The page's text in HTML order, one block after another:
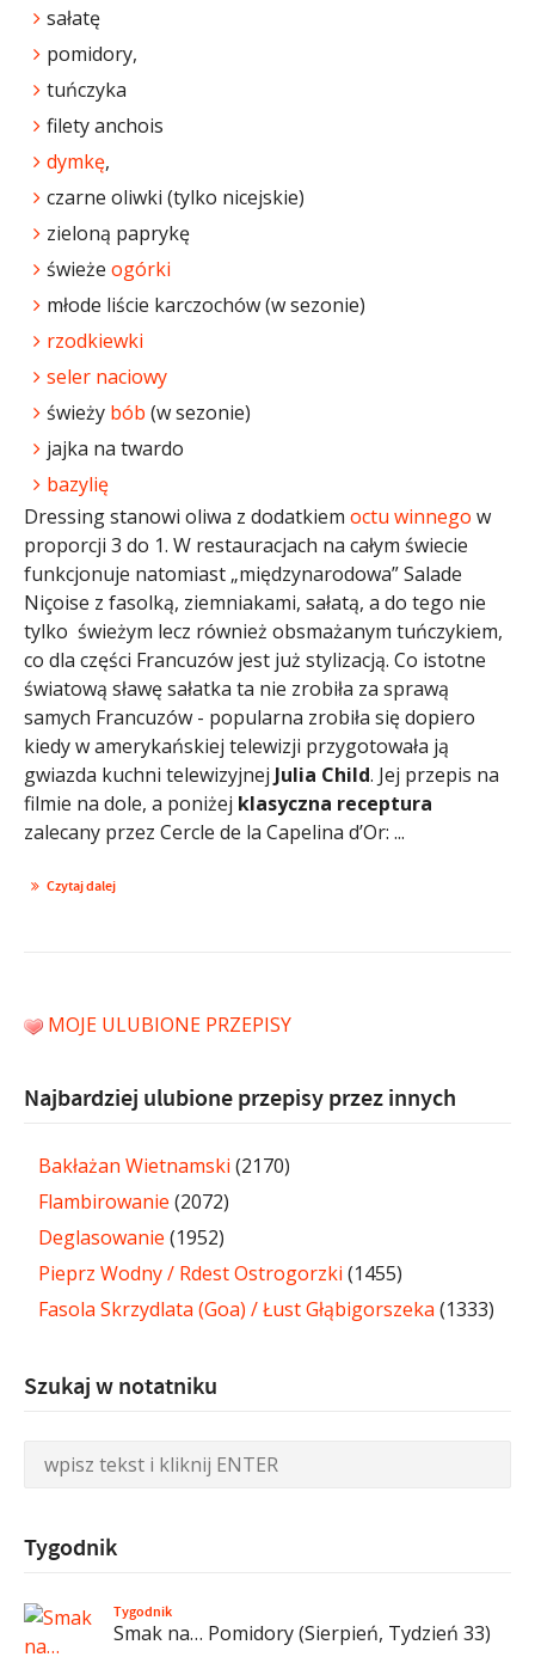
sałatę
pomidory,
tuńczyka
filety anchois
dymkę,
czarne oliwki (tylko nicejskie)
zieloną paprykę
świeże ogórki
młode liście karczochów (w sezonie)
rzodkiewki
seler naciowy
świeży bób (w sezonie)
jajka na twardo
bazylię
Dressing stanowi oliwa z dodatkiem octu winnego w
proporcji 3 do 1. W restauracjach na całym świecie
funkcjonuje natomiast „międzynarodowa” Salade
Niçoise z fasolką, ziemniakami, sałatą, a do tego nie
tylko świeżym lecz również obsmażanym tuńczykiem,
co dla części Francuzów jest już stylizacją. Co istotne
światową sławę sałatka ta nie zrobiła za sprawą
samych Francuzów - popularna zrobiła się dopiero
kiedy w amerykańskiej telewizji przygotowała ją
gwiazda kuchni telewizyjnej Julia Child. Jej przepis na
filmie na dole, a poniżej klasyczna receptura
zalecany przez Cercle de la Capelina d’Or: ...
Czytaj dalej
MOJE ULUBIONE PRZEPISY
Najbardziej ulubione przepisy przez innych
Bakłażan Wietnamski (2170)
Flambirowanie (2072)
Deglasowanie (1952)
Pieprz Wodny / Rdest Ostrogorzki (1455)
Fasola Skrzydlata (Goa) / Łust Głąbigorszeka (1333)
Szukaj w notatniku
Tygodnik
Tygodnik
Smak na… Pomidory (Sierpień, Tydzień 33)